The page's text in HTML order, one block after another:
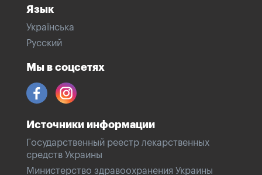
Язык
Українська
Русский
Мы в соцсетях
Источники информации
Государственный реестр лекарственных
средств Украины
Министерство здравоохранения Украины